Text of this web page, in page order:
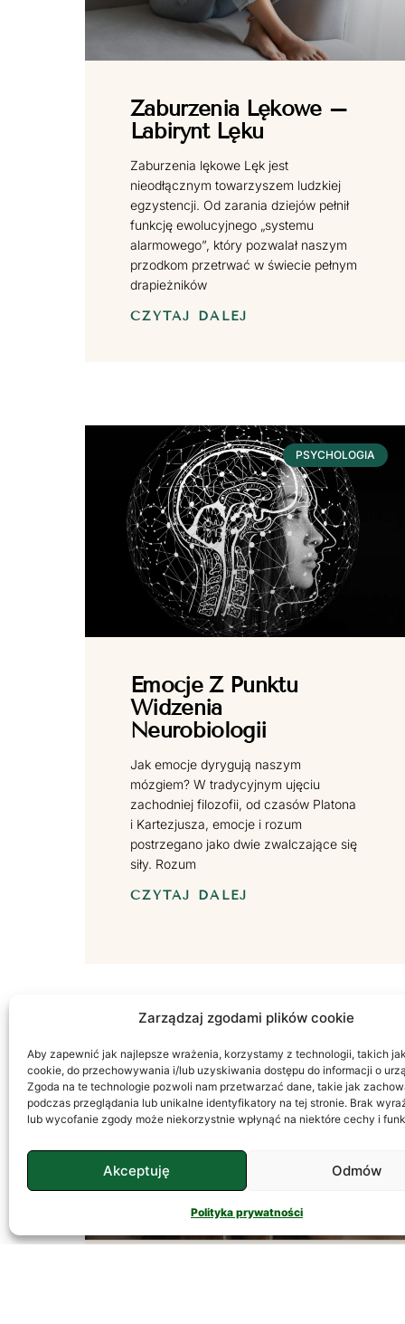
Zarządzaj zgodami plików cookie
Aby zapewnić jak najlepsze wrażenia, korzystamy z technologii, takich
cookie, do przechowywania i/lub uzyskiwania dostępu do informacji o
Zgoda na te technologie pozwoli nam przetwarzać dane, takie jak
podczas przeglądania lub unikalne identyfikatory na tej stronie. Brak
lub wycofanie zgody może niekorzystnie wpłynąć na niektóre cechy i
Akceptuję Odmów
Polityka prywatności
Zaburzenia Lękowe –
Labirynt Lęku
Zaburzenia lękowe Lęk jest
nieodłącznym towarzyszem ludzkiej
egzystencji. Od zarania dziejów pełnił
funkcję ewolucyjnego „systemu
alarmowego”, który pozwalał naszym
przodkom przetrwać w świecie pełnym
drapieżników
CZYTAJ DALEJ
PSYCHOLOGIA
Emocje Z Punktu
Widzenia
Neurobiologii
Jak emocje dyrygują naszym
mózgiem? W tradycyjnym ujęciu
zachodniej filozofii, od czasów Platona
i Kartezjusza, emocje i rozum
postrzegano jako dwie zwalczające się
siły. Rozum
CZYTAJ DALEJ
PSYCHOLOGIA